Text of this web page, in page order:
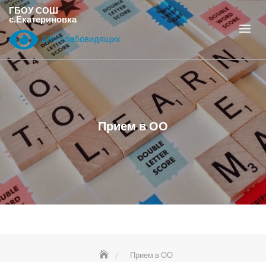
Перейти
к
содержанию
ГБОУ СОШ
с.Екатериновка
Для слабовидящих
Прием в ОО
Прием в ОО